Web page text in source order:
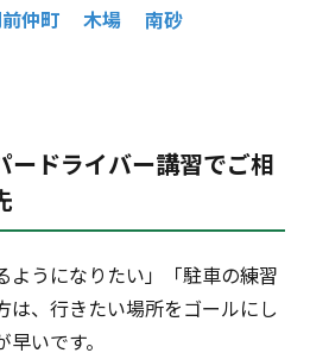
仲町 木場 南砂
ードライバー講習でご相
ようになりたい」「駐車の練習
は、行きたい場所をゴールにし
いです。